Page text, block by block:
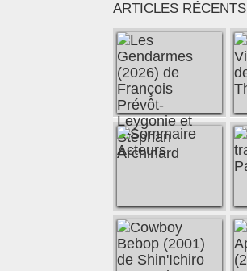
ARTICLES RÉCENTS